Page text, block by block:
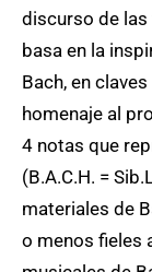
discurso de
basa en la
Bach, en
homenaje al
4 notas que
(B.A.C.H. =
materiales de
o menos fieles